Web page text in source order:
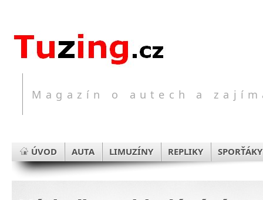
Magazín o autech a
ÚVOD AUTA LIMUZÍNY REPLIKY SPORŤÁKY